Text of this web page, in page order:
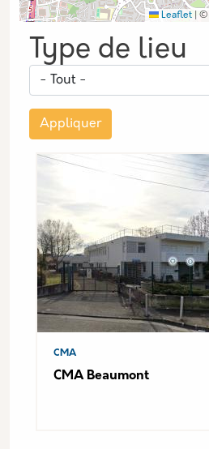
Leaflet ©
Type de lieu
Appliquer
CMA
CMA Beaumont